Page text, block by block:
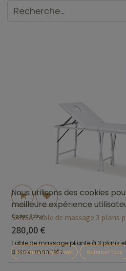
SANSA Table de massage 3 plans
280,00 €
Table de massage pliante à 3 plans
dossier manuelle.
Nous utilisons des cookies
meilleure expérience
Cookie Policy
Essentiels Uniquement Autoriser Tous